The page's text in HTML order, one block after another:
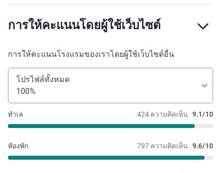
การให้คะแนนโดยผู้ใช้เว็บไซต์
การให้คะแนนโรงแรมของเราโดยผู้ใช้เว็บไซต์อื่น
โปรไฟล์ทั้งหมด
100%
424 ความคิดเห็น 9.1/10
ทำเล
797 ความคิดเห็น 9.6/10
หัองพัก